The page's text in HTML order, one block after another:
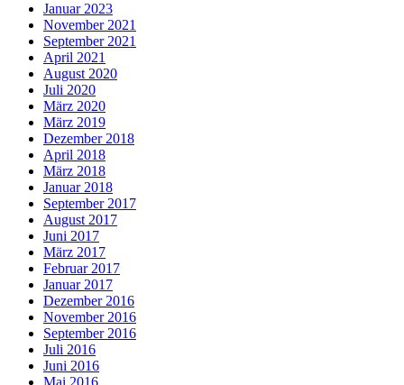
main
navigation
Januar 2023
November 2021
September 2021
April 2021
August 2020
Juli 2020
März 2020
März 2019
Dezember 2018
April 2018
März 2018
Januar 2018
September 2017
August 2017
Juni 2017
März 2017
Februar 2017
Januar 2017
Dezember 2016
November 2016
September 2016
Juli 2016
Juni 2016